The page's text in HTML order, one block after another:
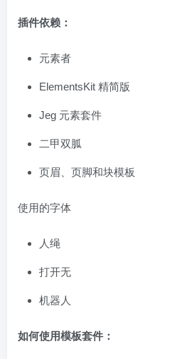
插件依赖：
元素者
ElementsKit 精简版
Jeg 元素套件
二甲双胍
页眉、页脚和块模板
使用的字体
人绳
打开无
机器人
如何使用模板套件：